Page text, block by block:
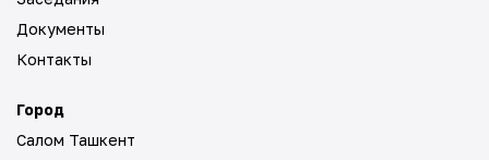
Документы
Контакты
Город
Салом Ташкент